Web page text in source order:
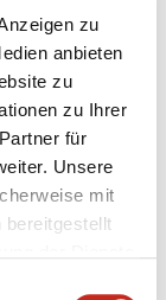
zu
anbieten
zu
zu Ihrer
für
Unsere
mit
bereitgestellt